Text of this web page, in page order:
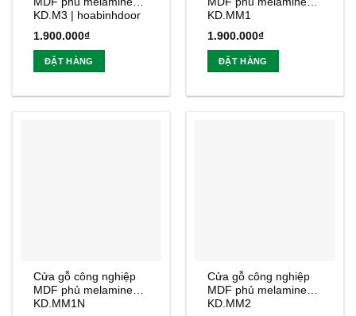
KD.M3 | hoabinhdoor
1.900.000₫
ĐẶT HÀNG
KD.MM1
1.900.000₫
ĐẶT HÀNG
Cửa gỗ công nghiệp
MDF phủ melamine
KD.MM1N
Cửa gỗ công nghiệp
MDF phủ melamine
KD.MM2